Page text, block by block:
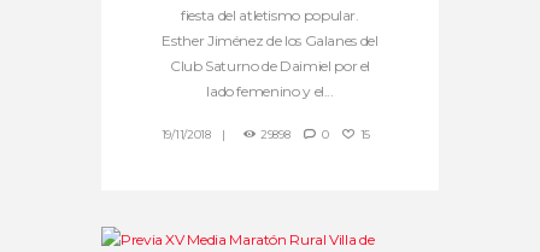
fiesta del atletismo popular.
Esther Jiménez de los Galanes del
Club Saturno de Daimiel por el
lado femenino y el...
19/11/2018 29898 0 15